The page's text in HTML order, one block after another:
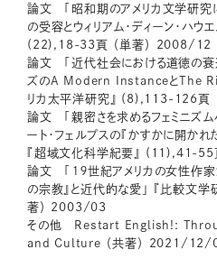
論文 「昭和期のアメリカ文学研究に
の受容とウィリアム・ディーン・ハウ
(22),18-33頁 （単著） 2008/12
論文 「近代社会における道徳の衰
ズのA Modern InstanceとThe
リカ太平洋研究』 (8),113-126頁
論文 「親密さを求めるフェミニズ
ート・フェルプスの『かすかに開かれ
『超域文化科学紀要』 (11),41-
論文 「１９世紀アメリカの女性作
の宗教』と近代的な愛」 『比較文
著） 2003/03
その他 Restart English!:
and Culture （共著） 2021/12/